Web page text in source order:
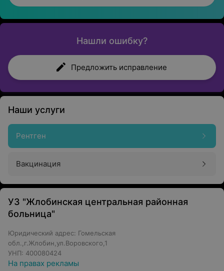
Нашли ошибку?
Предложить исправление
Наши услуги
Рентген
Вакцинация
УЗ "Жлобинская центральная районная
больница"
Юридический адрес: Гомельская
обл.,г.Жлобин,ул.Воровского,1
УНП: 400080424
На правах рекламы